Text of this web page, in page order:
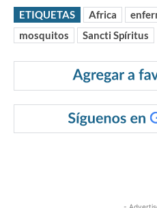
ETIQUETAS Africa
mosquitos
Sancti Spíritus